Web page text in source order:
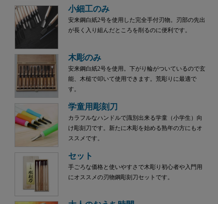
小細工のみ
安来鋼白紙2号を使用した完全手付刃物。刃部の先出
が長く入り組んだところを削るのに便利です。
木彫のみ
安来鋼白紙2号を使用。下がり輪がついているので玄
能、木槌で叩いて使用できます。荒彫りに最適で
す。
学童用彫刻刀
カラフルなハンドルで識別出来る学童（小学生）向
け彫刻刀です。新たに木彫を始める熟年の方にもオ
ススメです。
セット
手ごろな価格と使いやすさで木彫り初心者や入門用
にオススメの刃物鋼彫刻刀セットです。